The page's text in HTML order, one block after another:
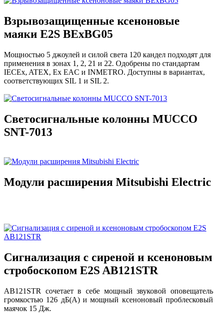
Взрывозащищенные ксеноновые
маяки E2S BExBG05
Мощностью 5 джоулей и силой света 120 кандел подходят для
применения в зонах 1, 2, 21 и 22. Одобрены по стандартам
IECEx, ATEX, Ex EAC и INMETRO. Доступны в вариантах,
соответствующих SIL 1 и SIL 2.
Светосигнальные колонны MUCCO
SNT-7013
Модули расширения Mitsubishi Electric
Сигнализация с сиреной и ксеноновым
стробоскопом E2S AB121STR
AB121STR сочетает в себе мощный звуковой оповещатель
громкостью 126 дБ(A) и мощный ксеноновый проблесковый
маячок 15 Дж.